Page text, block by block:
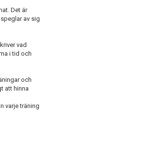
Det är
av sig
vad
i tid och
och
att hinna
varje träning